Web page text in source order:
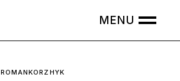
ROMANKORZHYK